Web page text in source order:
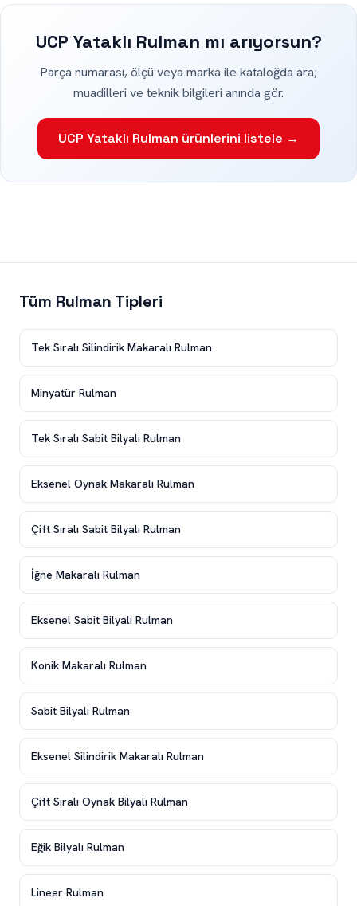
UCP Yataklı Rulman mı arıyorsun?
Parça numarası, ölçü veya marka ile kataloğda ara;
muadilleri ve teknik bilgileri anında gör.
UCP Yataklı Rulman ürünlerini listele →
Tüm Rulman Tipleri
Tek Sıralı Silindirik Makaralı Rulman
Minyatür Rulman
Tek Sıralı Sabit Bilyalı Rulman
Eksenel Oynak Makaralı Rulman
Çift Sıralı Sabit Bilyalı Rulman
İğne Makaralı Rulman
Eksenel Sabit Bilyalı Rulman
Konik Makaralı Rulman
Sabit Bilyalı Rulman
Eksenel Silindirik Makaralı Rulman
Çift Sıralı Oynak Bilyalı Rulman
Eğik Bilyalı Rulman
Lineer Rulman